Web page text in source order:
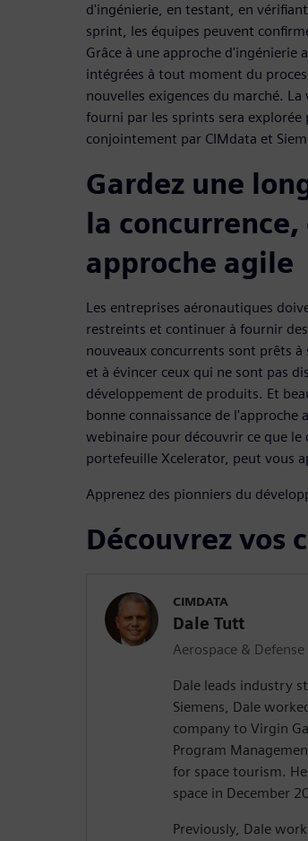
d'ingénierie, en testant, en
sprint, les équipes peuvent
Grâce à une approche d'ingénierie
intégrées à tout moment du
nouvelles exigences du marché.
fourni par les sprints sera
conjointement par CIMdata et
Gardez une
la concurrence,
approche agile
Les entreprises aéronautiques
restreints et continuer à fournir
nouveaux concurrents sont prêts
et à évincer ceux qui ne sont pas
développement de produits. Et
bonne connaissance de l'approche
webinaire pour découvrir ce que le
portefeuille Xcelerator, peut vous
Apprenez des pionniers du
Découvrez vos
CIMDATA
Dale Tutt
Aerospace &
Dale leads industry
Siemens, Dale
company to Virgin
Program
for space tourism.
space in December
Previously, Dale